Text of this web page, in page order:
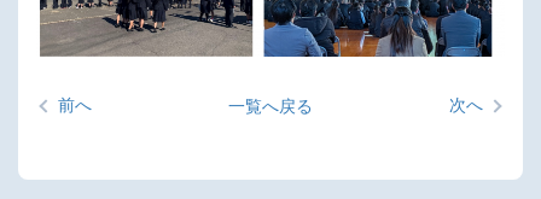
前へ 一覧へ戻る 次へ